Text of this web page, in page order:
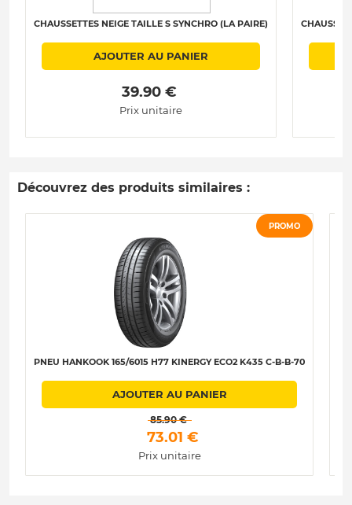
CHAUSSETTES NEIGE TAILLE S SYNCHRO (LA PAIRE)
AJOUTER AU PANIER
39.90 €
Prix unitaire
Découvrez des produits similaires :
PROMO
PNEU HANKOOK 165/6015 H77 KINERGY ECO2 K435 C-B-B-70
AJOUTER AU PANIER
85.90 €
73.01 €
Prix unitaire